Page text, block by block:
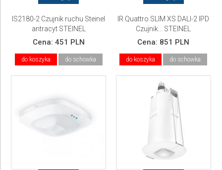
IS2180-2 Czujnik ruchu Steinel
antracyt STEINEL
Cena: 451 PLN
do koszyka do schowka
IR Quattro SLIM XS DALI-2 IPD
Czujnik... STEINEL
Cena: 851 PLN
do koszyka do schowka